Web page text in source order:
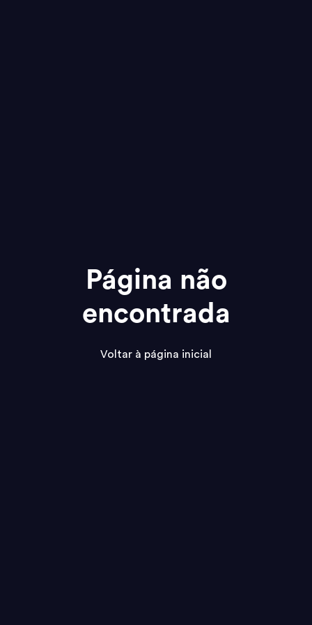
Página não
encontrada
Voltar à página inicial